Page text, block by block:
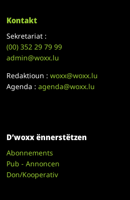
Kontakt
Sekretariat :
(00)352 29 79 99
admin@woxx.lu
Redaktioun :woxx@woxx.lu
Agenda :agenda@woxx.lu
D’woxx ënnerstëtzen
Abonnements
Pub - Annoncen
Don/Kooperativ